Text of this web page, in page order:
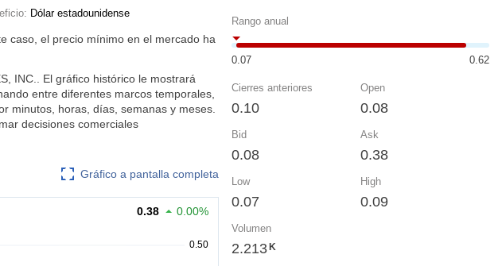
Dólar estadounidense
caso, el precio mínimo en el mercado ha
INC.. El gráfico histórico le mostrará
entre diferentes marcos temporales,
minutos, horas, días, semanas y meses.
decisiones comerciales
Gráfico a pantalla completa
0.38 0.00%
Rango anual
0.07 0.62
Cierres anteriores
0.10
Open
0.08
Bid
0.08
Ask
0.38
Low
0.07
High
0.09
Volumen
2.213 K